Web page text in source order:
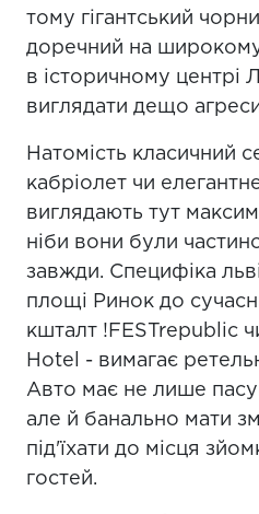
тому гігантський
доречний на широкому
в історичному центрі
виглядати дещо
Натомість класичний
кабріолет чи
виглядають тут
ніби вони були
завжди. Специфіка
площі Ринок до
кшталт !FESTrepublic
Hotel - вимагає
Авто має не лише
але й банально мати
під'їхати до місця
гостей.